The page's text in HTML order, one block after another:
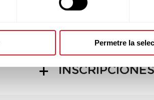
Permetre la
INSCRIPCIONES